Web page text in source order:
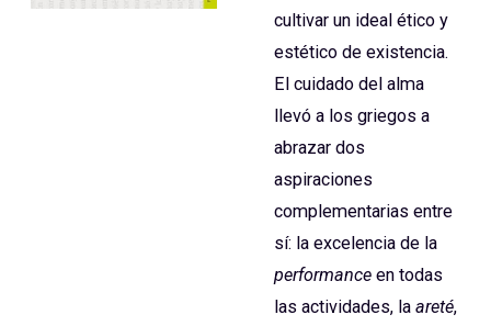
cultivar un ideal ético y
estético de existencia.
El cuidado del alma
llevó a los griegos a
abrazar dos
aspiraciones
complementarias entre
sí: la excelencia de la
performance en todas
las actividades, la areté,